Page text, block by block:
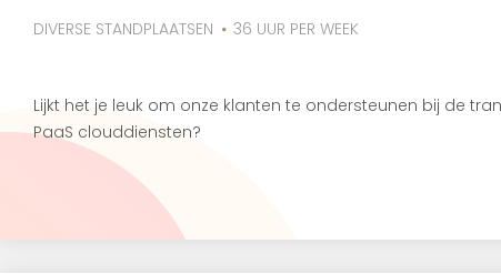
DIVERSE STANDPLAATSEN 36 UUR PER WEEK
Lijkt het je leuk om onze klanten te ondersteunen bij de
PaaS clouddiensten?